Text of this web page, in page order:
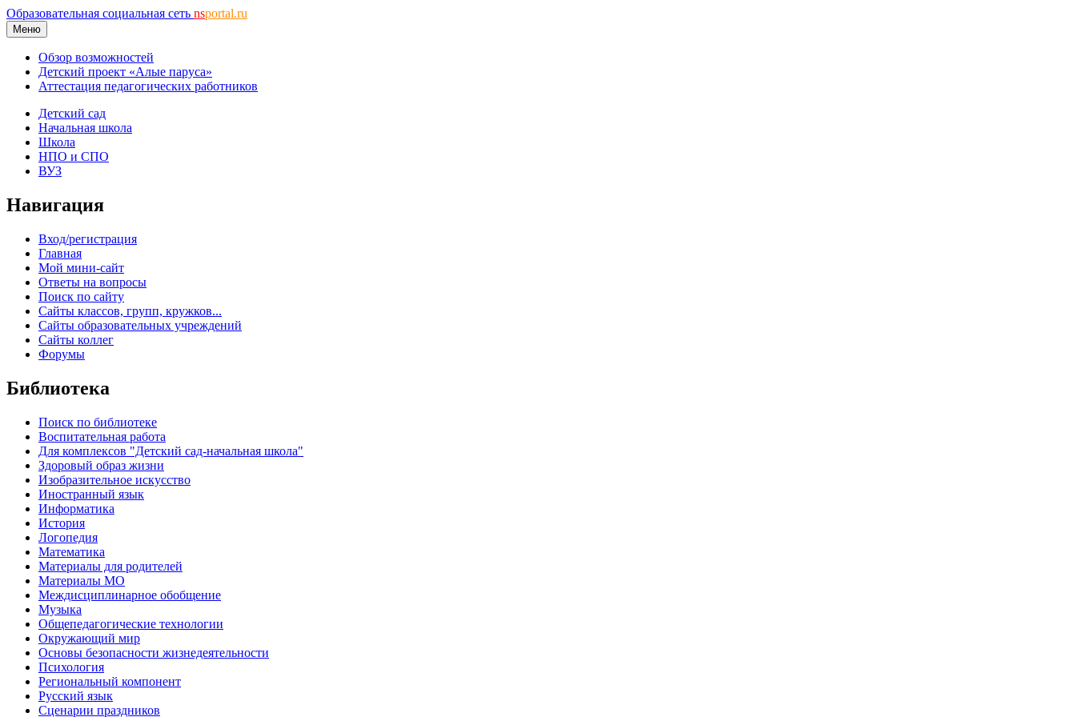
Образовательная социальная сеть nsportal.ru
Меню
Обзор возможностей
Детский проект «Алые паруса»
Аттестация педагогических работников
Детский сад
Начальная школа
Школа
НПО и СПО
ВУЗ
Навигация
Вход/регистрация
Главная
Мой мини-сайт
Ответы на вопросы
Поиск по сайту
Сайты классов, групп, кружков...
Сайты образовательных учреждений
Сайты коллег
Форумы
Библиотека
Поиск по библиотеке
Воспитательная работа
Для комплексов "Детский сад-начальная школа"
Здоровый образ жизни
Изобразительное искусство
Иностранный язык
Информатика
История
Логопедия
Математика
Материалы для родителей
Материалы МО
Междисциплинарное обобщение
Музыка
Общепедагогические технологии
Окружающий мир
Основы безопасности жизнедеятельности
Психология
Региональный компонент
Русский язык
Сценарии праздников